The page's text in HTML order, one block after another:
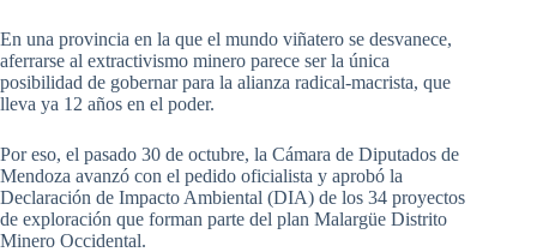
En una provincia en la que el mundo viñatero se desvanece,
aferrarse al extractivismo minero parece ser la única
posibilidad de gobernar para la alianza radical-macrista, que
lleva ya 12 años en el poder.
Por eso, el pasado 30 de octubre, la Cámara de Diputados de
Mendoza avanzó con el pedido oficialista y aprobó la
Declaración de Impacto Ambiental (DIA) de los 34 proyectos
de exploración que forman parte del plan Malargüe Distrito
Minero Occidental.